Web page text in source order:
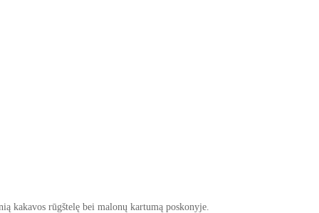
kakavos rūgštelę bei malonų kartumą poskonyje.